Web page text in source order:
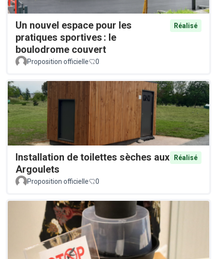
Un nouvel espace pour les
pratiques sportives : le
boulodrome couvert
Réalisé
Proposition officielle 0
Installation de toilettes sèches aux
Argoulets
Réalisé
Proposition officielle 0